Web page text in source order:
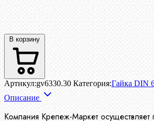
В корзину
Артикул:gv6330.30 Категория:Гайка DIN
Описание
Компания Крепеж-Маркет осуществляет